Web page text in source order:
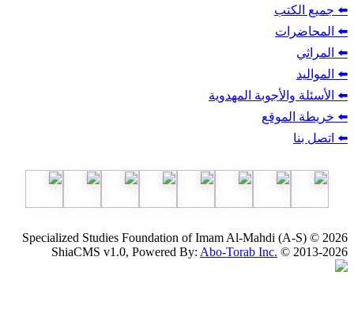
المهدوية
Specialized Studies Foundation of Imam Al-Mahdi
ShiaCMS v1.0, Powered By:Abo-Torab Inc.©